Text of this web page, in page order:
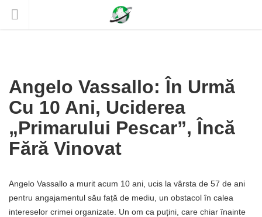
Angelo Vassallo: În Urmă
Cu 10 Ani, Uciderea
„primarului Pescar”, Încă
Fără Vinovat
Angelo Vassallo a murit acum 10 ani, ucis la vârsta de 57 de ani
pentru angajamentul său față de mediu, un obstacol în calea
intereselor crimei organizate. Un om ca puțini, care chiar înainte